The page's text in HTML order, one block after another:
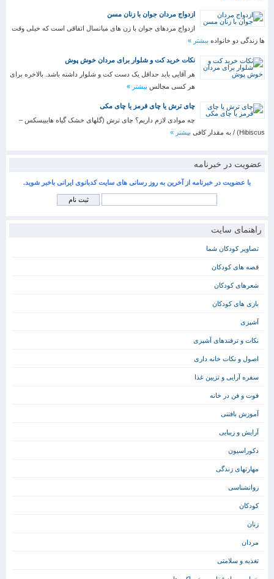
ازدواج مردان جوان با زنان مسن
ازدواج مردهای جوان با زن های میانسال اتفاقی است که خیلی وقت
ها زندگی دو خانواده بیشتر »
نکات خرید کت و شلوار برای مردان خوش پوش
هر آقایی باید حداقل یک دست کت و شلوار داشته باشد. بالاخره برای
هر کسی مجالس بیشتر »
چای ترش یا چای قرمز یا چای مکی
چه موادی لازم داریم؟ چای ترش (گلهای خشک گیاه هایبیسکس –
Hibiscus) / به مقدار کافی
بیشتر »
عضویت در خبرنامه
با عضویت در خبرنامه از آخرین به روز رسانی های سایت کدبانوی ایرانی باخبر شوید.
راهنمای سایت
تصاویر کودکان شما
قصه های کودکان
شعرهای کودکان
بازی های کودکان
آشپزی
نکات و ترفندهای آشپزی
اصول و نکات خانه داری
سفره آرایی و تزیین غذا
فوت و فن در خانه
آموزش بافتنی
آرایش و زیبایی
دکوراسیون
مهارتهای زندگی
روانشناسی
کودکان
زنان
مردان
تغذیه و سلامتی